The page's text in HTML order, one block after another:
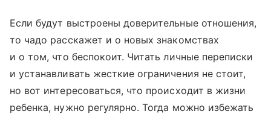
Если будут выстроены доверительные отношения,
то чадо расскажет и о новых знакомствах
и о том, что беспокоит. Читать личные переписки
и устанавливать жесткие ограничения не стоит,
но вот интересоваться, что происходит в жизни
ребенка, нужно регулярно. Тогда можно избежать